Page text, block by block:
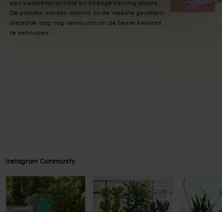
een kwaliteitscontrole en strenge keuring plaats.
De planten worden daarna (in de meeste gevallen)
diezelfde dag nog verstuurd om de beste kwaliteit
te behouden.
Instagram Community
Press to skip carousel
Press to skip carousel